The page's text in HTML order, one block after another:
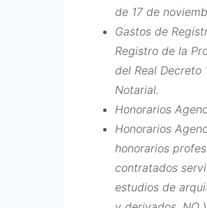
de 17 de
Gastos de
Registro de la
del Real Decreto
Notarial.
Honorarios
Honorarios
honorarios
contratados
estudios de